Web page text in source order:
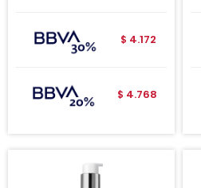
$ 4.172
$ 4.768